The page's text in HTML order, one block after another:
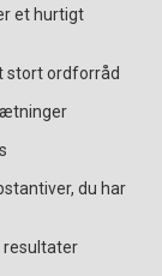
et hurtigt
stort ordforråd
du har
resultater